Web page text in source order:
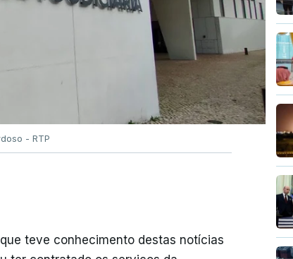
- RTP
teve conhecimento destas notícias